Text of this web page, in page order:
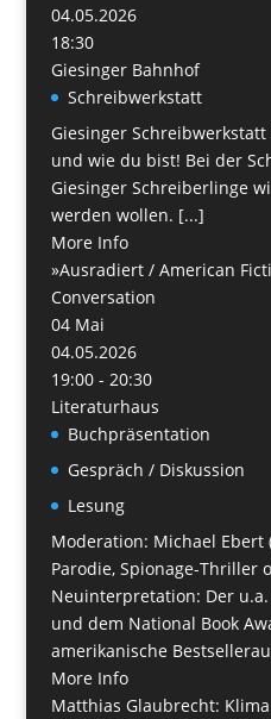
04.05.2026
18:30
Giesinger Bahnhof
Schreibwerkstatt
Giesinger
und wie du bist! Bei der
Giesinger Schreiberlinge
werden wollen. [...]
More Info
»Ausradiert / American
Conversation
04 Mai
04.05.2026
19:00 - 20:30
Literaturhaus
Buchpräsentation
Gespräch / Diskussion
Lesung
Moderation: Michael Ebert
Parodie, Spionage-Thriller
Neuinterpretation: Der
und dem National Book
amerikanische
More Info
Matthias Glaubrecht: